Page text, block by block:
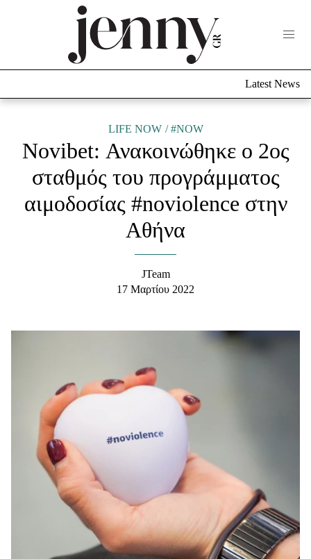
Culture
Fashion
Shopping
Styling Tips
Fashion News
Ψυχολογία
Υγεία + Διατροφή
Σχέσεις & Σεξ
Fitness
Woman Power
Latest News
LIFE NOW #NOW
Novibet: Ανακοινώθηκε ο 2ος
σταθμός του προγράμματος
αιμοδοσίας #noviolence στην
Αθήνα
JTeam
17 Μαρτίου 2022